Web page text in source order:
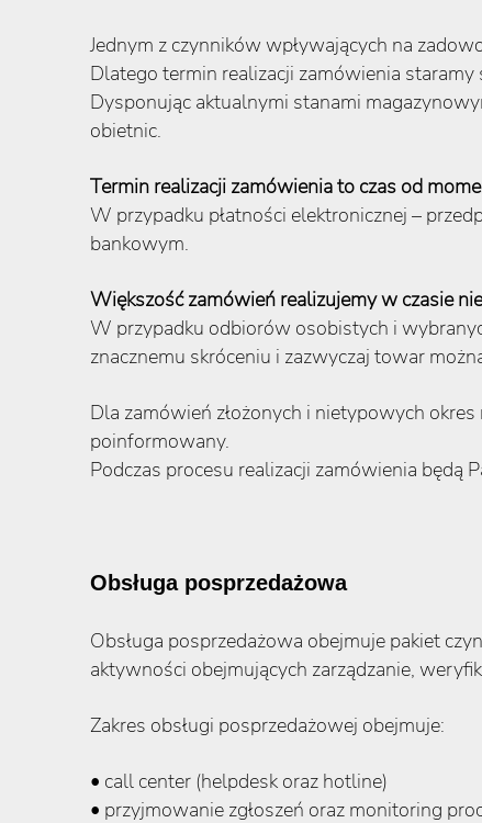
Jednym z czynników wpływających na
Dlatego termin realizacji zamówienia
Dysponując aktualnymi stanami
obietnic.
Termin realizacji zamówienia to czas od
W przypadku płatności elektronicznej –
bankowym.
Większość zamówień realizujemy w czasie
W przypadku odbiorów osobistych i
znacznemu skróceniu i zazwyczaj towar
Dla zamówień złożonych i nietypowych
poinformowany.
Podczas procesu realizacji zamówienia będą
Obsługa posprzedażowa
Obsługa posprzedażowa obejmuje pakiet
aktywności obejmujących zarządzanie,
Zakres obsługi posprzedażowej obejmuje:
• call center (helpdesk oraz hotline)
• przyjmowanie zgłoszeń oraz monitoring